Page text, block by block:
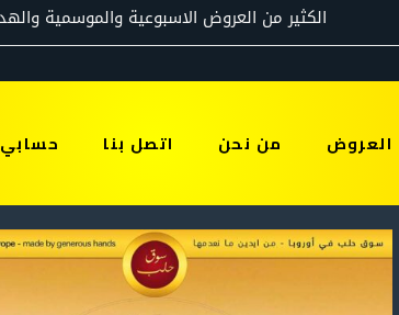
العروض من نحن اتصل بنا حسابي